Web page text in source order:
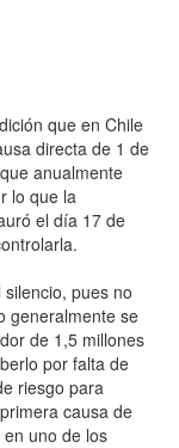
que en Chile
directa de 1 de
anualmente
lo que la
el día 17 de
pues no
generalmente se
de 1,5 millones
por falta de
riesgo para
causa de
uno de los